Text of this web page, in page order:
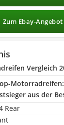
Zum Ebay-Angebot
Vergleich
Motorradreifen:
aus der
Rear